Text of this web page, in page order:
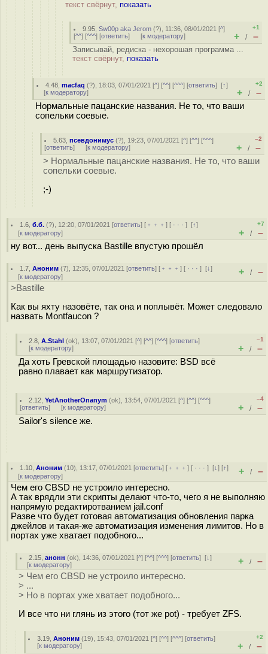
текст свёрнут, показать
9.95 ,Sw00p aka Jerom (?), 11:36, 08/01/2021 [^]
[^^] [^^^] [ответить] [к модератору]
+1
+ / –
Записывай, редиска - нехорошая программа ...
текст свёрнут, показать
4.48 ,macfaq (?), 18:03, 07/01/2021 [^] [^^] [^^^] [ответить][↑]
[к модератору]
+2
+ / –
Нормальные пацанские названия. Не то, что ваши
сопельки соевые.
5.63 ,псевдонимус (?), 19:23, 07/01/2021 [^] [^^] [^^^]
[ответить] [к модератору]
–2
+ / –
> Нормальные пацанские названия. Не то, что ваши
сопельки соевые.
;-)
1.6 ,б.б. (?), 12:20, 07/01/2021 [ответить] [ ﹢﹢﹢] [ · · ·][↑]
[к модератору]
+7
+ / –
ну вот... день выпуска Bastille впустую прошёл
1.7 ,Аноним (7), 12:35, 07/01/2021 [ответить] [ ﹢﹢﹢] [ · · ·][↓]
[к модератору] + / –
>Bastille
Как вы яхту назовёте, так она и поплывёт. Может следовало
назвать Montfaucon ?
2.8 ,A.Stahl (ok), 13:07, 07/01/2021 [^] [^^] [^^^] [ответить]
[к модератору]
–1
+ / –
Да хоть Гревской площадью назовите: BSD всё
равно плавает как маршрутизатор.
2.12 ,YetAnotherOnanym (ok), 13:54, 07/01/2021 [^] [^^] [^^^]
[ответить] [к модератору]
–4
+ / –
Sailor's silence же.
1.10 ,Аноним (10), 13:17, 07/01/2021 [ответить] [ ﹢﹢﹢] [ · · ·][↓] [↑]
[к модератору] + / –
Чем его CBSD не устроило интересно.
А так врядли эти скрипты делают что-то, чего я не выполняю
напрямую редактиротванием jail.conf
Разве что будет готовая автоматизация обновления парка
джейлов и такая-же автоматизация изменения лимитов. Но в
портах уже хватает подобного...
2.15 ,анонн (ok), 14:36, 07/01/2021 [^] [^^] [^^^] [ответить][↓]
[к модератору] + / –
> Чем его CBSD не устроило интересно.
> ...
> Но в портах уже хватает подобного...
И все что ни глянь из этого (тот же pot) - требует ZFS.
3.19 ,Аноним (19), 15:43, 07/01/2021 [^] [^^] [^^^] [ответить]
[к модератору]
+2
+ / –